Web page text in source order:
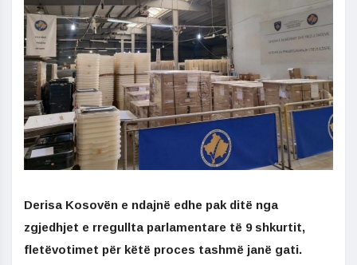
Derisa Kosovën e ndajnë edhe pak ditë nga
zgjedhjet e rregullta parlamentare të 9 shkurtit,
fletëvotimet për këtë proces tashmë janë gati.